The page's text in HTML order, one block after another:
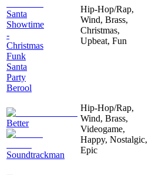
Santa
Showtime
-
Christmas
Funk
Santa
Party
Berool
Hip-Hop/Rap,
Wind, Brass,
Christmas,
Upbeat, Fun
Better
Soundtrackman
Hip-Hop/Rap,
Wind, Brass,
Videogame,
Happy, Nostalgic,
Epic